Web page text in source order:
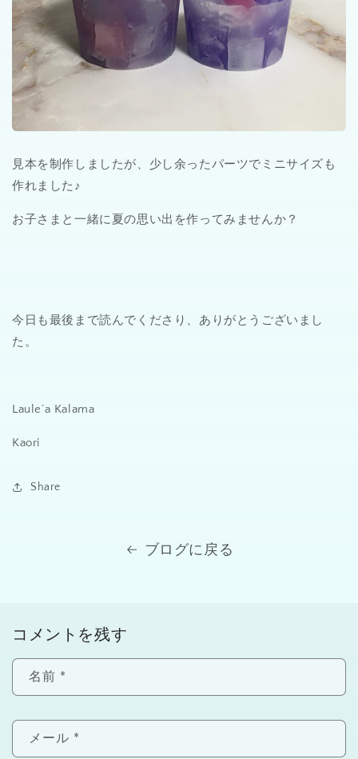
見本を制作しましたが、少し余ったパーツでミニサイズも
作れました♪
お子さまと一緒に夏の思い出を作ってみませんか？
今日も最後まで読んでくださり、ありがとうございまし
た。
Laule’a Kalama
Kaori
Share
ブログに戻る
コメントを残す
名前 *
メール *